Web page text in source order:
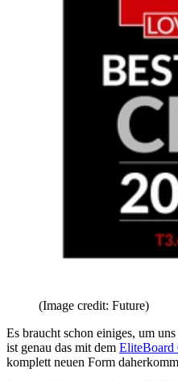
(Image credit: Future)
Es braucht schon einiges, um
ist genau das mit dem EliteBoard
komplett neuen Form